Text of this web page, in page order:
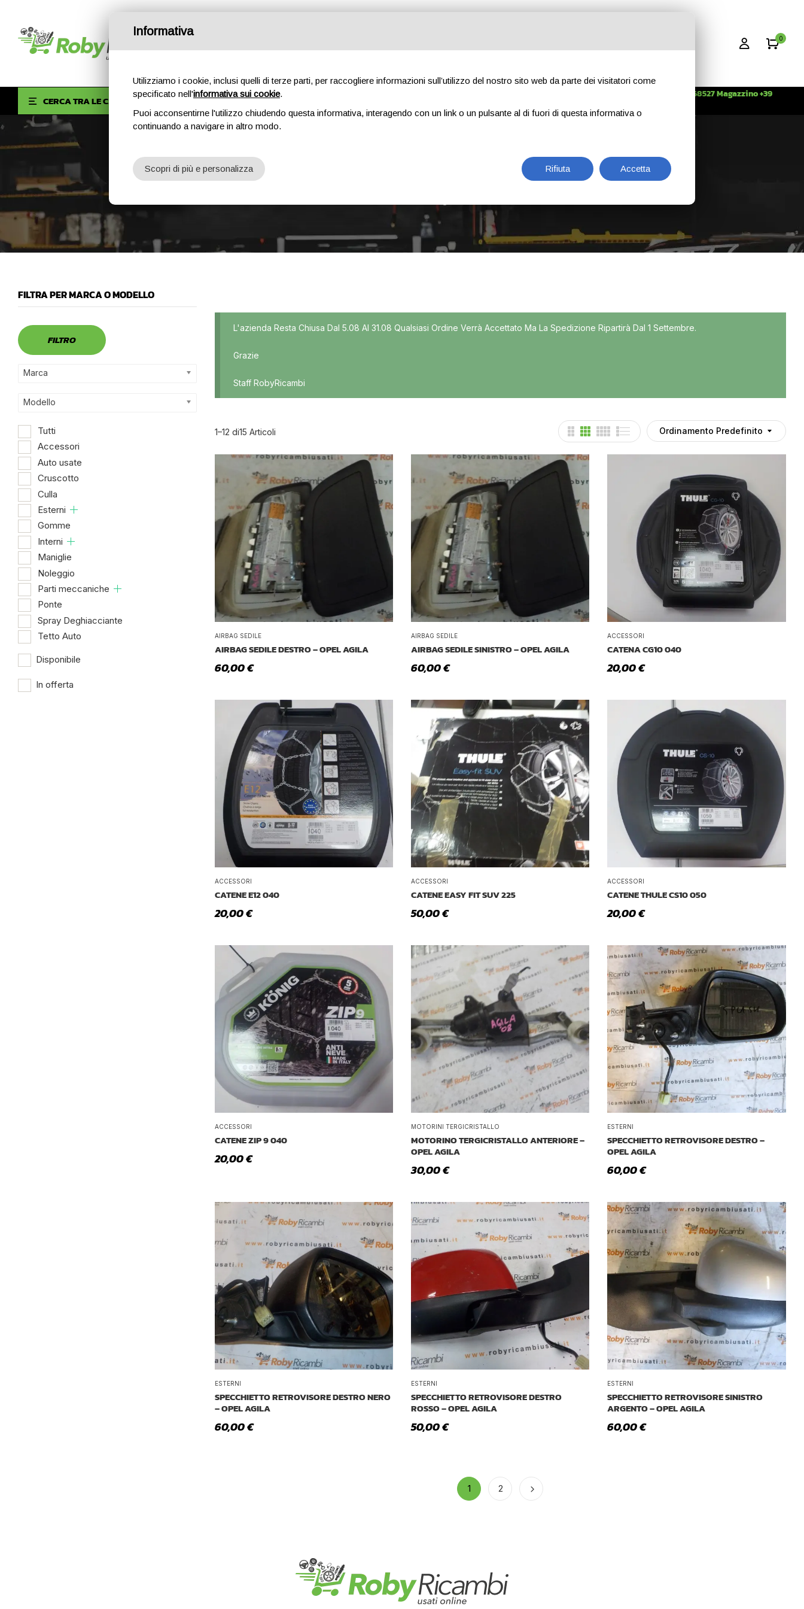
0
CERCA TRA LE CATEGORIE HOME
Info +39 3396268527 Magazzino +39
FILTRA PER MARCA O MODELLO
FILTRO
Marca
Modello
Tutti
Accessori
Auto usate
Cruscotto
Culla
Esterni
Gomme
Interni
Maniglie
Noleggio
Parti meccaniche
Ponte
Spray Deghiacciante
Tetto Auto
Disponibile
In offerta
Gomme
Interni
Parti meccaniche
Spray Deghiacciante
Disponibile In offerta
L'azienda Resta Chiusa Dal 5.08 Al 31.08 Qualsiasi Ordine Verrà Accettato Ma La Spedizione Ripartirà Dal 1 Settembre.
Grazie
Staff RobyRicambi
Ordinamento Predefinito
1–12 di15 Articoli
AIRBAG SEDILE
AIRBAG SEDILE DESTRO – OPEL AGILA
60,00€
AIRBAG SEDILE
AIRBAG SEDILE SINISTRO – OPEL AGILA
60,00€
ACCESSORI
CATENA CG10 040
20,00€
ACCESSORI
CATENE E12 040
20,00€
ACCESSORI
CATENE EASY FIT SUV 225
50,00€
ACCESSORI
CATENE THULE CS10 050
20,00€
ACCESSORI
CATENE ZIP 9 040
20,00€
MOTORINI TERGICRISTALLO
MOTORINO TERGICRISTALLO ANTERIORE –
OPEL AGILA
30,00€
ESTERNI
SPECCHIETTO RETROVISORE DESTRO –
OPEL AGILA
60,00€
ESTERNI
SPECCHIETTO RETROVISORE DESTRO NERO
– OPEL AGILA
60,00€
ESTERNI
SPECCHIETTO RETROVISORE DESTRO
ROSSO – OPEL AGILA
50,00€
ESTERNI
SPECCHIETTO RETROVISORE SINISTRO
ARGENTO – OPEL AGILA
60,00€
1 2
Informativa
Utilizziamo i cookie, inclusi quelli di terze parti, per raccogliere informazioni sull’utilizzo del nostro sito web da parte dei visitatori come
specificato nell'informativa sui cookie.
Puoi acconsentirne l'utilizzo chiudendo questa informativa, interagendo con un link o un pulsante al di fuori di questa informativa o
continuando a navigare in altro modo.
Rifiuta Accetta
Scopri di più e personalizza